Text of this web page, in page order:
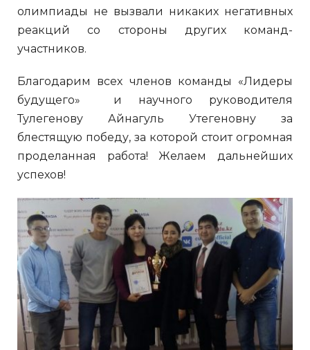
олимпиады не вызвали никаких негативных
реакций со стороны других команд-
участников.
Благодарим всех членов команды «Лидеры
будущего» и научного руководителя
Тулегенову Айнагуль Утегеновну за
блестящую победу, за которой стоит огромная
проделанная работа! Желаем дальнейших
успехов!